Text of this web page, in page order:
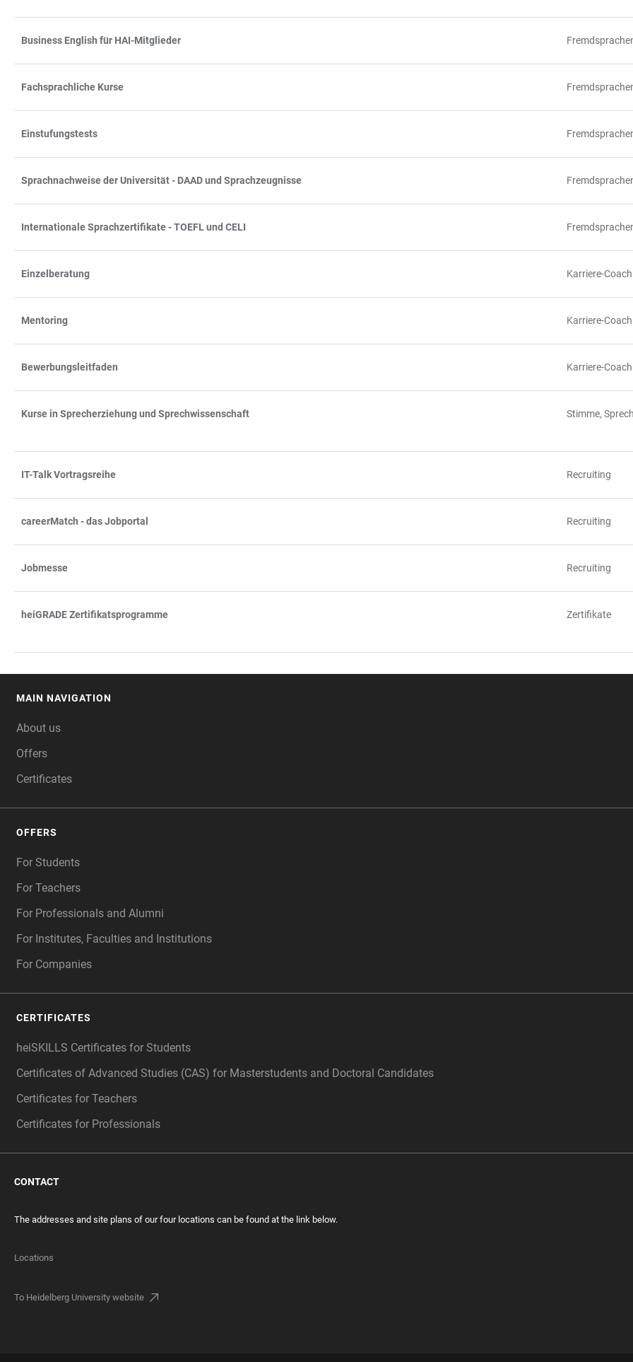
Business English für HAI-Mitglieder
Fachsprachliche Kurse
Einstufungstests
Sprachnachweise der Universität - DAAD und Sprachzeugnisse
Internationale Sprachzertifikate - TOEFL und CELI
Einzelberatung Karriere-
Mentoring Karriere-
Bewerbungsleitfaden Karriere-
Kurse in Sprecherziehung und Sprechwissenschaft Stimme,
IT-Talk Vortragsreihe Recruiting
careerMatch - das Jobportal Recruiting
Jobmesse Recruiting
heiGRADE Zertifikatsprogramme Zertifikate
MAIN NAVIGATION
About us
Offers
Certificates
OFFERS
For Students
For Teachers
For Professionals and Alumni
For Institutes, Faculties and Institutions
For Companies
CERTIFICATES
heiSKILLS Certificates for Students
Certificates of Advanced Studies (CAS) for Masterstudents and Doctoral Candidates
Certificates for Teachers
Certificates for Professionals
CONTACT
The addresses and site plans of our four locations can be found at the link below.
Locations
To Heidelberg University website